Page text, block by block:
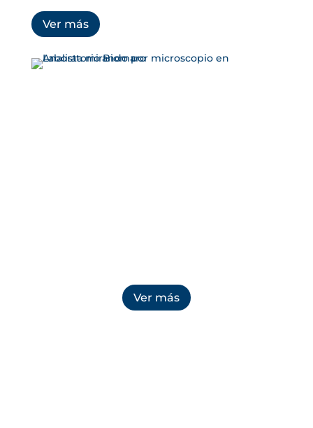
Ver más
Ver más